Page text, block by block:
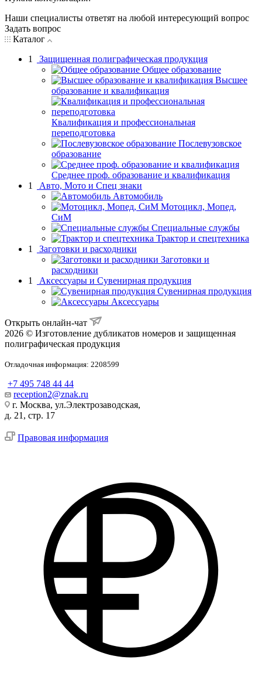
Наши специалисты ответят на любой интересующий вопрос
Задать вопрос
Каталог
1
Защищенная полиграфическая продукция
Общее образование
Высшее
образование и квалификация
Квалификация и профессиональная
переподготовка
Послевузовское
образование
Среднее проф. образование и квалификация
1
Авто, Мото и Спец знаки
Автомобиль
Мотоцикл, Мопед,
СиМ
Специальные службы
Трактор и спецтехника
1
Заготовки и расходники
Заготовки и
расходники
1
Аксессуары и Сувенирная продукция
Сувенирная продукция
Аксессуары
Открыть онлайн-чат
2026 © Изготовление дубликатов номеров и защищенная
полиграфическая продукция
Отладочная информация: 2208599
+7 495 748 44 44
reception2@znak.ru
г. Москва, ул.Электрозаводская,
д. 21, стр. 17
Правовая информация